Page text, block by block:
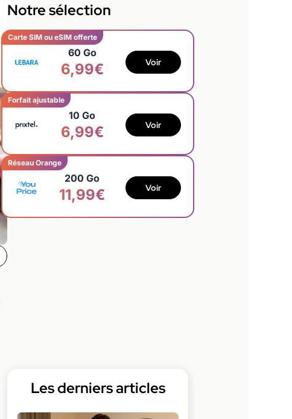
Notre sélection
Carte SIM ou eSIM offerte
60 Go
6,99€ Voir
Forfait ajustable
10 Go
6,99€ Voir
Réseau Orange
200 Go
11,99€ Voir
Les derniers articles